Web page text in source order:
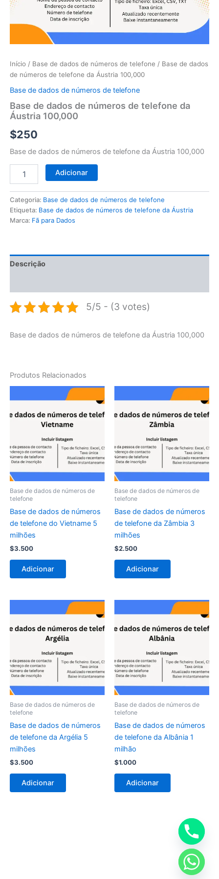
Início / Base de dados de números de telefone / Base de dados
de números de telefone da Áustria 100,000
Base de dados de números de telefone
Base de dados de números de telefone da
Áustria 100,000
$250
Base de dados de números de telefone da Áustria 100,000
telefone
Áustria
Adicionar
Categoria: Base de dados de números de telefone
Etiqueta: Base de dados de números de telefone da Áustria
Marca: Fã para Dados
Descrição
5/5 - (3 votes)
Base de dados de números de telefone da Áustria 100,000
Produtos Relacionados
Base de dados de números de
telefone
Base de dados de números
de telefone do Vietname 5
milhões
$3.500
Adicionar
Base de dados de números de
telefone
Base de dados de números
de telefone da Zâmbia 3
milhões
$2.500
Adicionar
Base de dados de números de
telefone
Base de dados de números
de telefone da Argélia 5
milhões
$3.500
Adicionar
Base de dados de números de
telefone
Base de dados de números
de telefone da Albânia 1
milhão
$1.000
Adicionar